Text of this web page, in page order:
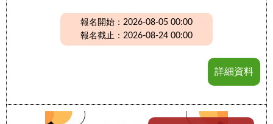
報名開始：2026-08-05 00:00
報名截止：2026-08-24 00:00
詳細資料